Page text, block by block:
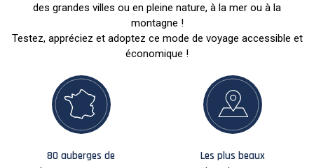
des grandes villes ou en pleine nature, à la mer ou à la
montagne !
Testez, appréciez et adoptez ce mode de voyage accessible et
économique !
80 auberges de
Les plus beaux